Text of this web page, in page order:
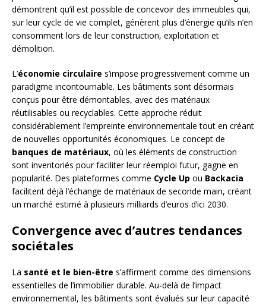
démontrent qu’il est possible de concevoir des immeubles qui,
sur leur cycle de vie complet, génèrent plus d’énergie qu’ils n’en
consomment lors de leur construction, exploitation et
démolition.
L’économie circulaire s’impose progressivement comme un
paradigme incontournable. Les bâtiments sont désormais
conçus pour être démontables, avec des matériaux
réutilisables ou recyclables. Cette approche réduit
considérablement l’empreinte environnementale tout en créant
de nouvelles opportunités économiques. Le concept de
banques de matériaux, où les éléments de construction
sont inventoriés pour faciliter leur réemploi futur, gagne en
popularité. Des plateformes comme Cycle Up ou Backacia
facilitent déjà l’échange de matériaux de seconde main, créant
un marché estimé à plusieurs milliards d’euros d’ici 2030.
Convergence avec d’autres tendances
sociétales
La santé et le bien-être s’affirment comme des dimensions
essentielles de l’immobilier durable. Au-delà de l’impact
environnemental, les bâtiments sont évalués sur leur capacité